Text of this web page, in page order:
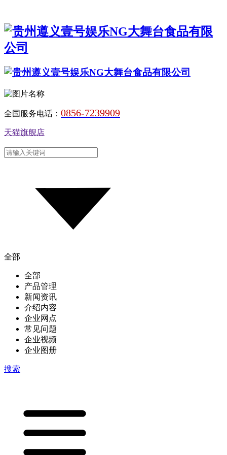
全国服务电话： 0856-7239909
天猫旗舰店
全部
全部
产品管理
新闻资讯
介绍内容
企业网点
常见问题
企业视频
企业图册
搜索